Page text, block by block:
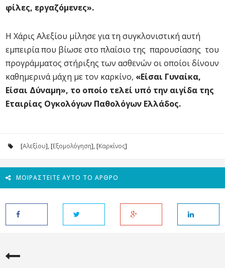
φίλες, εργαζόμενες».
Η Χάρις Αλεξίου μίλησε για τη συγκλονιστική αυτή
εμπειρία που βίωσε στο πλαίσιο της παρουσίασης του
προγράμματος στήριξης των ασθενών οι οποίοι δίνουν
καθημερινά μάχη με τον καρκίνο, «Είσαι Γυναίκα,
Είσαι Δύναμη», το οποίο τελεί υπό την αιγίδα της
Εταιρίας Ογκολόγων Παθολόγων Ελλάδος.
[Αλεξίου], [Εξομολόγηση], [Καρκίνος]
ΜΟΙΡΑΣΤΕΊΤΕ ΑΥΤΌ ΤΟ ΆΡΘΡΟ